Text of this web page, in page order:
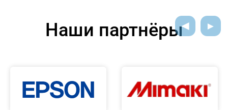
Наши партнёры